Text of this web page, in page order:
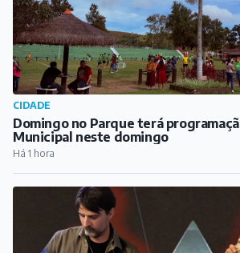
CIDADE
Domingo no Parque terá
Municipal neste domingo
Há 1 hora